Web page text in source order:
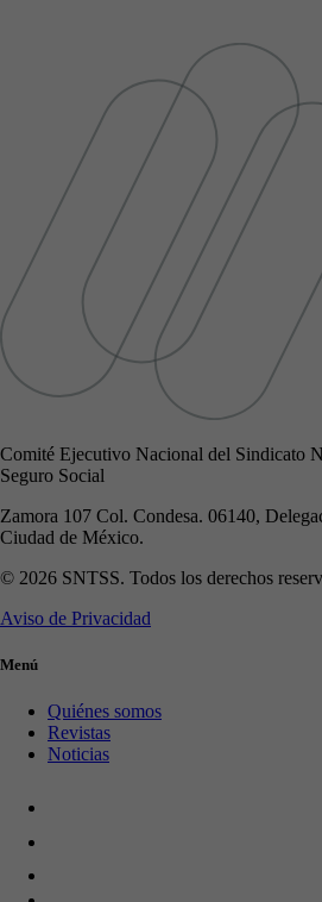
Comité Ejecutivo Nacional del Sindicato
Seguro Social
Zamora 107 Col. Condesa. 06140,
Ciudad de México.
© 2026 SNTSS. Todos los derechos
Aviso de Privacidad
Menú
Quiénes somos
Revistas
Noticias